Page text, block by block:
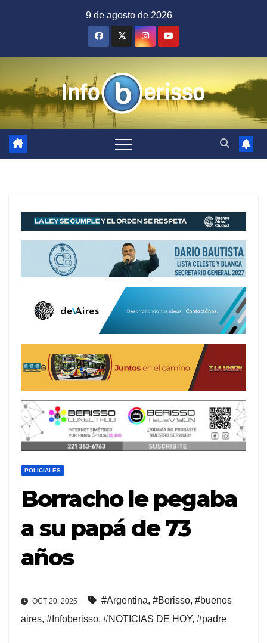
9 de agosto de 2026
POLICIALES
Borracho le pegaba
a su papá de 73
años
OCT 20, 2025 #Argentina, #Berisso, #buenos
aires, #Infoberisso, #NOTICIAS DE HOY, #padre